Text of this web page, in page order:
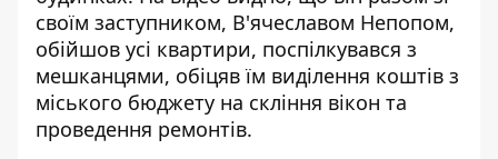
своїм заступником, В'ячеславом Непопом,
обійшов усі квартири, поспілкувався з
мешканцями, обіцяв їм виділення коштів з
міського бюджету на скління вікон та
проведення ремонтів.